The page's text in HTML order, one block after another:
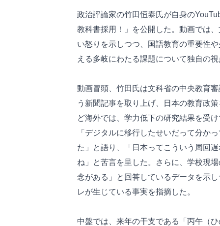
政治評論家の竹田恒泰氏が自身の
教科書採用！」を公開した。動画では
い怒りを示しつつ、国語教育の重要性
える多岐にわたる課題について独自の
動画冒頭、竹田氏は文科省の中央教育
う新聞記事を取り上げ、日本の教育政
ど海外では、学力低下の研究結果を受
「デジタルに移行したせいだって分か
た」と語り、「日本ってこういう周回
ね」と苦言を呈した。さらに、学校現
念がある」と回答しているデータを示
レが生じている事実を指摘した。
中盤では、来年の干支である「丙午（